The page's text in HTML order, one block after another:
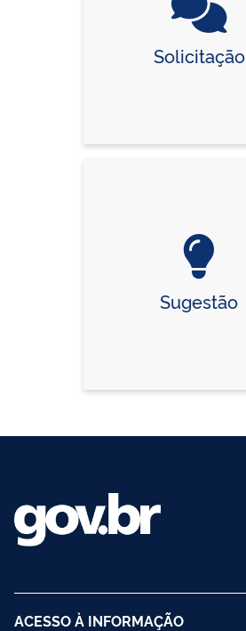
Solicitação
Sugestão
ACESSO À INFORMAÇÃO